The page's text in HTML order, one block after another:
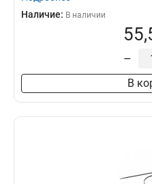
Наличие: В наличии
–
В